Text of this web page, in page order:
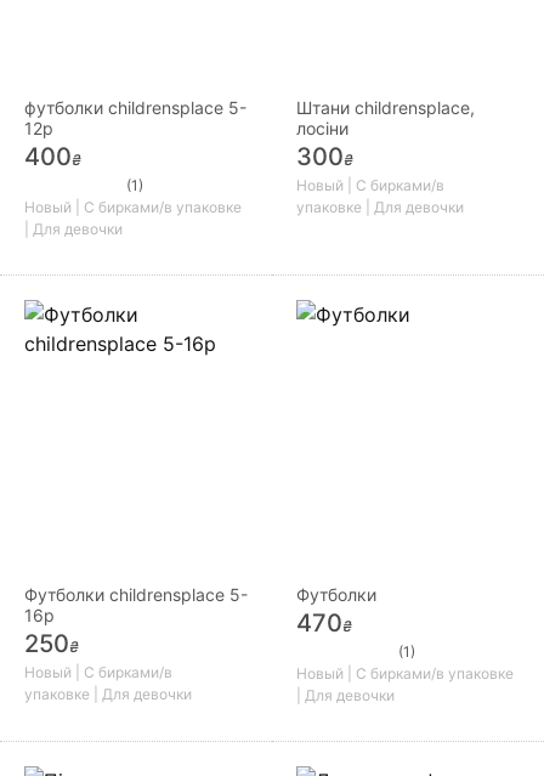
футболки childrensplace 5-
12р
400₴
(1)
Новый | С бирками/в упаковке
| Для девочки
Штани childrensplace,
лосіни
300₴
Новый | С бирками/в
упаковке | Для девочки
Футболки childrensplace 5-
16р
250₴
Новый | С бирками/в
упаковке | Для девочки
Футболки
470₴
(1)
Новый | С бирками/в упаковке
| Для девочки